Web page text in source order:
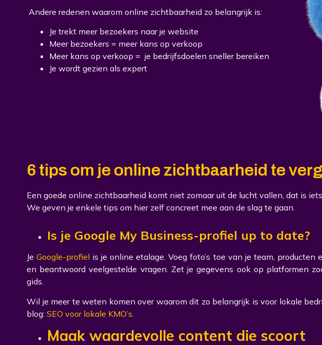
Andere redenen waarom online zichtbaarheid zo belangrijk is:
Je trekt meer bezoekers naar je website
Meer bezoekers = meer kans op verkoop
Meer kans op verkoop = je bedrijfsdoelen sneller bereiken
Je wordt gezien als expert
6 tips om je online zichtbaarheid te
Een goede online zichtbaarheid komt niet zomaar uit de lucht vallen, dat is
We geven je enkele tips om hier zelf concreet mee aan de slag te gaan.
Is je Google My Business-profiel up to date?
JeGoogle-profiel is je online etalage. Voeg foto’s toe van je team, producten
en beantwoord veelgestelde vragen. Zet je gegevens ook op platformen
gids.
Wil je meer te weten komen over waarom dit zo belangrijk is voor lokale
blog: SEO voor lokale KMO’s
Maak waardevolle content die scoort